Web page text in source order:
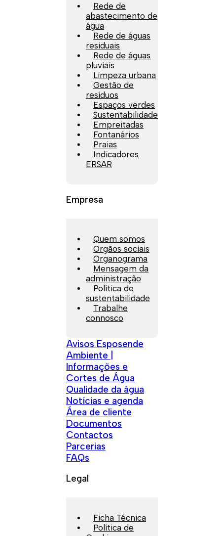
Rede de
abastecimento de
água
Rede de águas
residuais
Rede de águas
pluviais
Limpeza urbana
Gestão de
resíduos
Espaços verdes
Sustentabilidade
Empreitadas
Fontanários
Praias
Indicadores
ERSAR
Empresa
Quem somos
Orgãos sociais
Organograma
Mensagem da
administração
Política de
sustentabilidade
Trabalhe
connosco
Avisos Esposende
Ambiente |
Informações e
Cortes de Água
Qualidade da água
Notícias e agenda
Área de cliente
Documentos
Contactos
Parcerias
FAQs
Legal
Ficha Técnica
Política de